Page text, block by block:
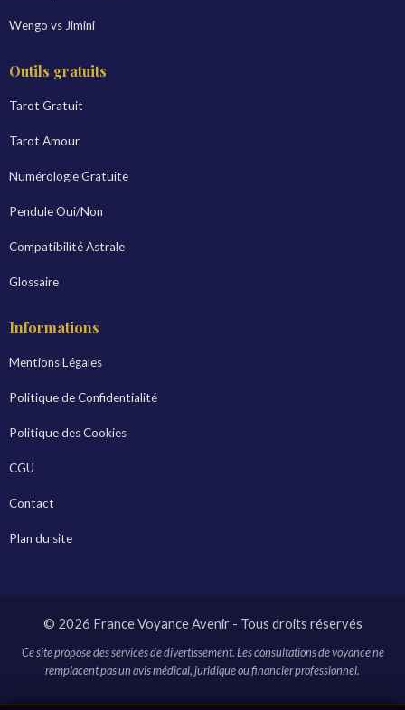
Wengo vs Jimini
Outils gratuits
Tarot Gratuit
Tarot Amour
Numérologie Gratuite
Pendule Oui/Non
Compatibilité Astrale
Glossaire
Informations
Mentions Légales
Politique de Confidentialité
Politique des Cookies
CGU
Contact
Plan du site
© 2026 France Voyance Avenir - Tous droits réservés
Ce site propose des services de divertissement. Les consultations de voyance ne
remplacent pas un avis médical, juridique ou financier professionnel.